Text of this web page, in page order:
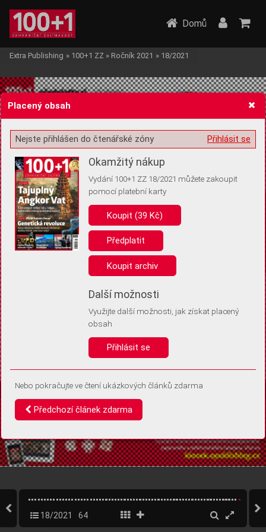
Žádost o souhlas s ukládáním volitelných informací
Pro základní fungování webu nepotřebujeme ukládat žádné informace
(tzv. cookies apod.). Rádi bychom vás ale požádali o souhlas s
uložením volitelných informací:
Anonymní unikátní ID
Díky němu příště poznáme, že se jedná o stejné zařízení, a
Identifikátor je zcela anonymní.
Vaše souhlasy a odmítnutí si ukládáme do vašeho zařízení, abychom se
vás už příště znovu neptali. Můžete je kdykoli později upravit ve Správě
Domů
Extra Publishing » 100+1 ZZ » Ročník 2021 » 18/2021
18/2021 64
Placený obsah
Přihlásit se
Nejste přihlášen do čtenářské zóny
Okamžitý nákup
Vydání 100+1 ZZ 18/2021 můžete zakoupit
pomocí platební karty
Koupit (39 Kč)
Předplatit
Koupit archiv
Další možnosti
Využijte další možnosti, jak získat placený
obsah
Přihlásit se
Nebo pokračujte ve čtení ukázkových článků zdarma
Předchozí článek zdarma